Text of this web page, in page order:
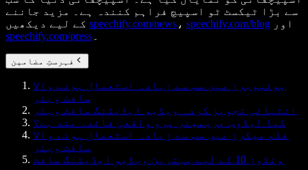
سے بڑا ٹیکسٹ ٹو اسپیچ فراہم کنندہ ہے۔ مزید جاننے
speechify.com/news ، speechify.com/blog اور
speechify.com/press
فہرستِ مضامین
یوٹیوبرز میں سب سے زیادہ استعمال ہونے والا
سافٹ ویئر
انتہائی تجویز کردہ ویڈیو ایڈیٹنگ سافٹ ویئر
کیا ایڈوب پریمیئر پرو واقعی فائدہ مند ہے؟
فلم میکرز میں سب سے زیادہ استعمال ہونے والا
سافٹ ویئر
ونڈوز 10 کے لیے بہترین ویڈیو ایڈیٹنگ سافٹ